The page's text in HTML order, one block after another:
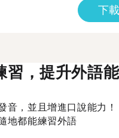
下
習，提升外語
音，並且增進口說能力
地都能練習外語